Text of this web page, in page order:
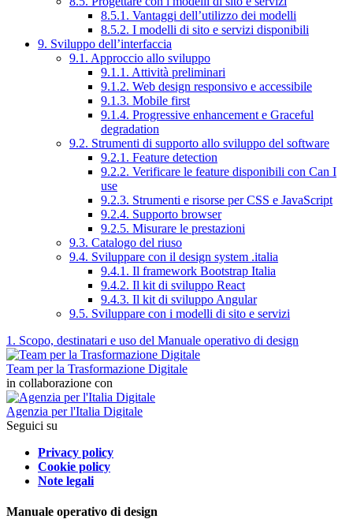
8.5.1. Vantaggi dell’utilizzo dei modelli
8.5.2. I modelli di sito e servizi disponibili
9. Sviluppo dell’interfaccia
9.1. Approccio allo sviluppo
9.1.1. Attività preliminari
9.1.2. Web design responsivo e accessibile
9.1.3. Mobile first
9.1.4. Progressive enhancement e Graceful
degradation
9.2. Strumenti di supporto allo sviluppo del software
9.2.1. Feature detection
9.2.2. Verificare le feature disponibili con Can I
use
9.2.3. Strumenti e risorse per CSS e JavaScript
9.2.4. Supporto browser
9.2.5. Misurare le prestazioni
9.3. Catalogo del riuso
9.4. Sviluppare con il design system .italia
9.4.1. Il framework Bootstrap Italia
9.4.2. Il kit di sviluppo React
9.4.3. Il kit di sviluppo Angular
9.5. Sviluppare con i modelli di sito e servizi
1. Scopo, destinatari e uso del Manuale operativo di design
Team per la Trasformazione Digitale
in collaborazione con
Agenzia per l'Italia Digitale
Seguici su
Privacy policy
Cookie policy
Note legali
Manuale operativo di design